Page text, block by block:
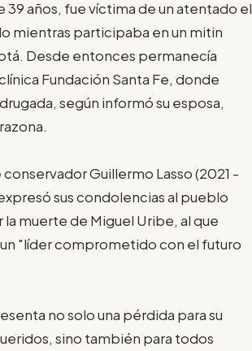
39 años, fue víctima de un atentado el
mientras participaba en un mitin
Desde entonces permanecía
Fundación Santa Fe, donde
según informó su esposa,
Guillermo Lasso (2021 -
sus condolencias al pueblo
muerte de Miguel Uribe, al que
"líder comprometido con el futuro
no solo una pérdida para su
sino también para todos